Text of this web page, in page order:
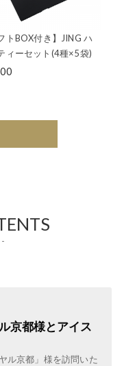
トBOX付き】JING ハ
ィーセット(4種×5袋)
京都様とアイス
ル京都」様を訪問いた